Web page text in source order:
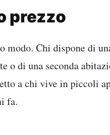
prezzo
Chi dispone di
o di una seconda
a chi vive in piccoli
fa.